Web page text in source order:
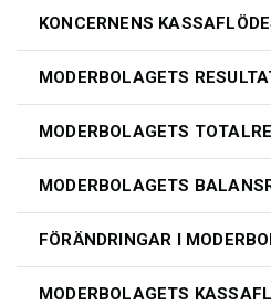
KONCERNENS
MODERBOLAGETS
MODERBOLAGETS
MODERBOLAGETS
FÖRÄNDRINGAR I
MODERBOLAGETS